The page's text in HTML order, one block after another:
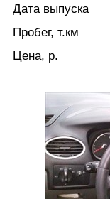
Дата выпуска
Пробег, т.км
Цена, р.